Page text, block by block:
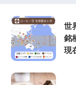
世
銘
現